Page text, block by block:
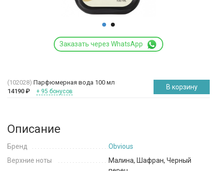
Заказать через WhatsApp
(102028) Парфюмерная вода 100 мл
14190 ₽ + 95 бонусов
В корзину
Описание
Бренд
Obvious
Верхние ноты
Малина, Шафран, Черный